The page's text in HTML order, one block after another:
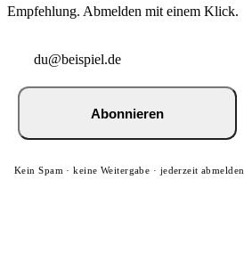
Empfehlung. Abmelden mit einem Klick.
Abonnieren
Kein Spam · keine Weitergabe · jederzeit abmelden.